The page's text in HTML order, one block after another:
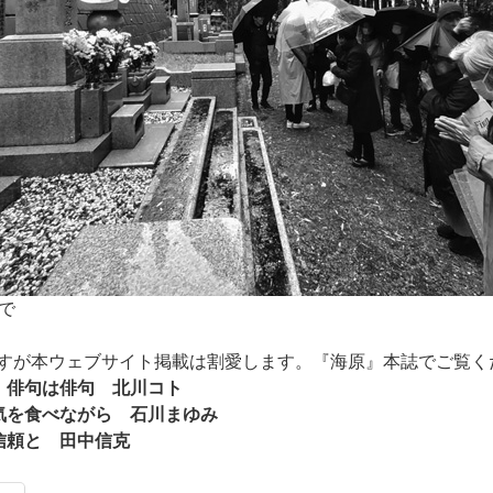
本ウェブサイト掲載は割愛します。『海原』本誌でご覧く
句は俳句 北川コト
食べながら 石川まゆみ
頼と 田中信克